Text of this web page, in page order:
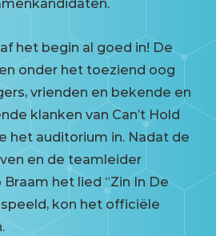
het begin al goed in! De
onder het toeziend oog
vrienden en bekende en
klanken van Can’t Hold
het auditorium in. Nadat de
en de teamleider
het lied “Zin In De
kon het officiële